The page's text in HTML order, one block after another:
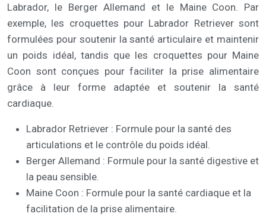
Labrador, le Berger Allemand et le Maine Coon. Par
exemple, les croquettes pour Labrador Retriever sont
formulées pour soutenir la santé articulaire et maintenir
un poids idéal, tandis que les croquettes pour Maine
Coon sont conçues pour faciliter la prise alimentaire
grâce à leur forme adaptée et soutenir la santé
cardiaque.
Labrador Retriever : Formule pour la santé des
articulations et le contrôle du poids idéal.
Berger Allemand : Formule pour la santé digestive et
la peau sensible.
Maine Coon : Formule pour la santé cardiaque et la
facilitation de la prise alimentaire.